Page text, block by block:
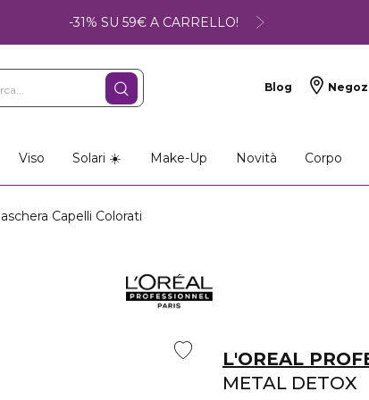
-31% SU 59€ A CARRELLO!
Blog
Viso Solari ☀️ Make-Up Novità Corpo
Capelli Colorati
L'OREAL
METAL DETOX